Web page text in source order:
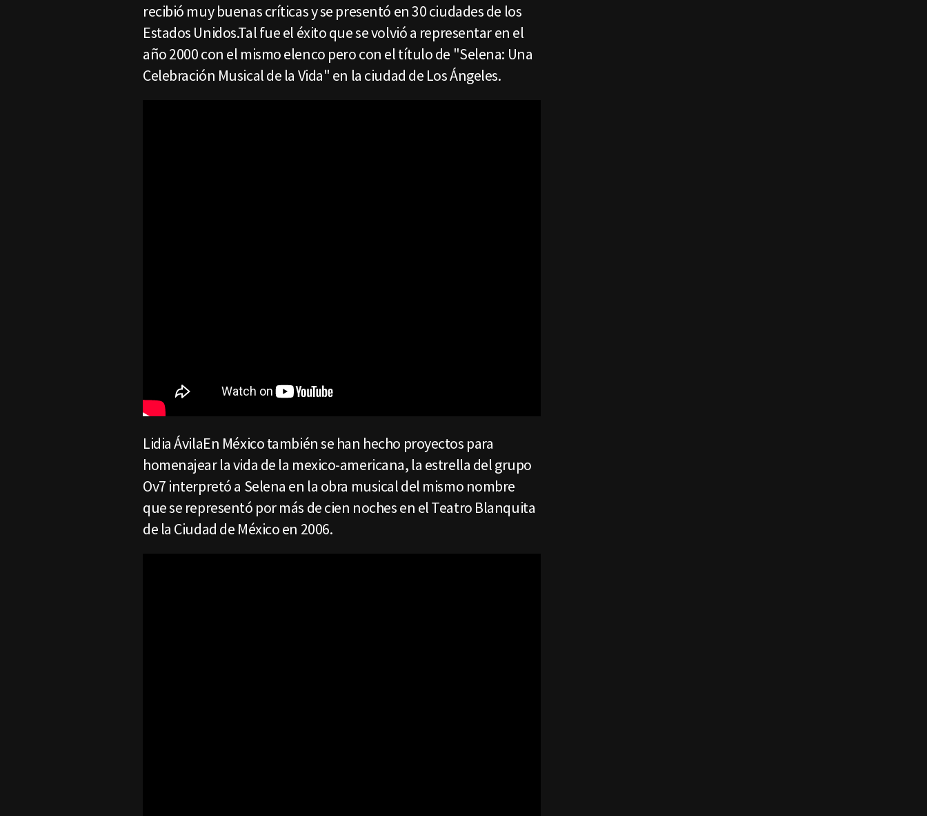
recibió muy buenas críticas y se presentó en 30 ciudades de los
Estados Unidos.Tal fue el éxito que se volvió a representar en el
año 2000 con el mismo elenco pero con el título de "Selena: Una
Celebración Musical de la Vida" en la ciudad de Los Ángeles.
Lidia ÁvilaEn México también se han hecho proyectos para
homenajear la vida de la mexico-americana, la estrella del grupo
Ov7 interpretó a Selena en la obra musical del mismo nombre
que se representó por más de cien noches en el Teatro Blanquita
de la Ciudad de México en 2006.